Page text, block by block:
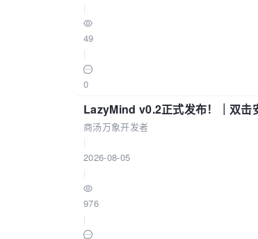
49
0
LazyMind v0.2正式发布！｜双击
商汤万象开发者
2026-08-05
976